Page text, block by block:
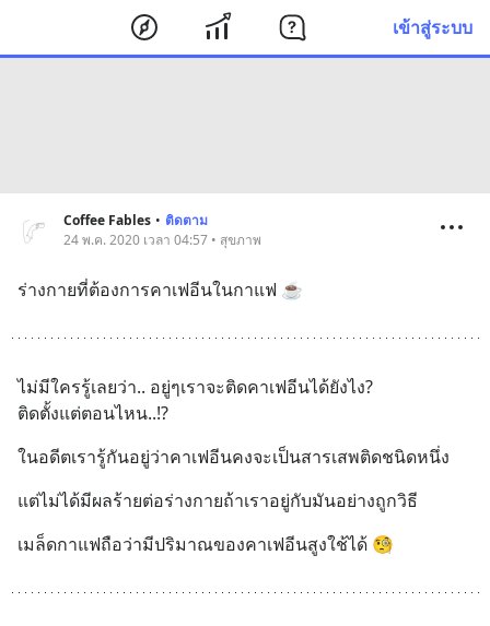
เข้าสู่ระบบ
Coffee Fables • ติดตาม
24 พ.ค. 2020 เวลา 04:57 • สุขภาพ
ร่างกายที่ต้องการคาเฟอีนในกาแฟ ☕️
ไม่มีใครรู้เลยว่า.. อยู่ๆเราจะติดคาเฟอีนได้ยังไง?
ติดตั้งแต่ตอนไหน..!?
ในอดีตเรารู้กันอยู่ว่าคาเฟอีนคงจะเป็นสารเสพติดชนิดหนึ่ง
แต่ไม่ได้มีผลร้ายต่อร่างกายถ้าเราอยู่กับมันอย่างถูกวิธี
เมล็ดกาแฟถือว่ามีปริมาณของคาเฟอีนสูงใช้ได้ 🧐